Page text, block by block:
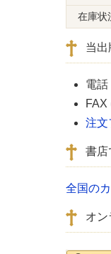
在庫状
当出
電話
FAX
注文
書店
全国の
オン